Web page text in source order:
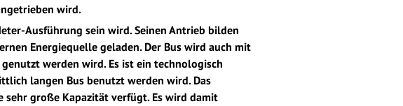
wird.
Ausführung sein wird. Seinen Antrieb bilden
Energiequelle geladen. Der Bus wird auch mit
werden wird. Es ist ein technologisch
langen Bus benutzt werden wird. Das
sehr große Kapazität verfügt. Es wird damit